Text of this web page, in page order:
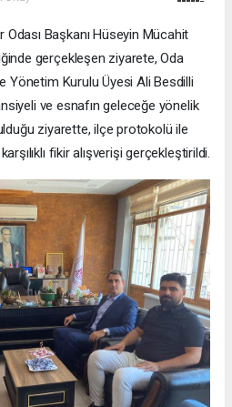
Başkanı Hüseyin Mücahit
gerçekleşen ziyarete, Oda
Yönetim Kurulu Üyesi Ali Besdilli
ve esnafın geleceğe yönelik
ziyarette, ilçe protokolü ile
fikir alışverişi gerçekleştirildi.